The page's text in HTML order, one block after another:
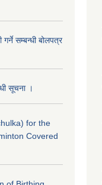
गर्ने सम्बन्धी बोलपत्र
सूचना ।
for the
Covered